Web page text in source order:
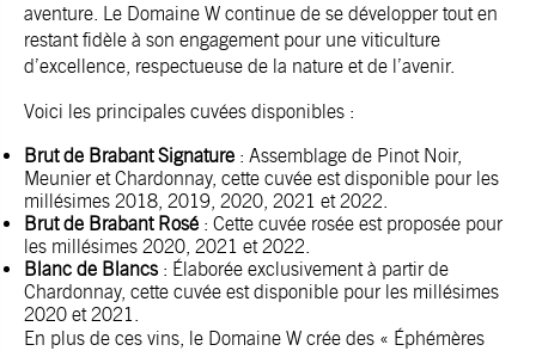
aventure. Le Domaine W continue de se développer tout en
restant fidèle à son engagement pour une viticulture
d’excellence, respectueuse de la nature et de l’avenir.
Voici les principales cuvées disponibles :
Brut de Brabant Signature : Assemblage de Pinot Noir,
Meunier et Chardonnay, cette cuvée est disponible pour les
millésimes 2018, 2019, 2020, 2021 et 2022.
Brut de Brabant Rosé : Cette cuvée rosée est proposée pour
les millésimes 2020, 2021 et 2022.
Blanc de Blancs : Élaborée exclusivement à partir de
Chardonnay, cette cuvée est disponible pour les millésimes
2020 et 2021.
En plus de ces vins, le Domaine W crée des « Éphémères